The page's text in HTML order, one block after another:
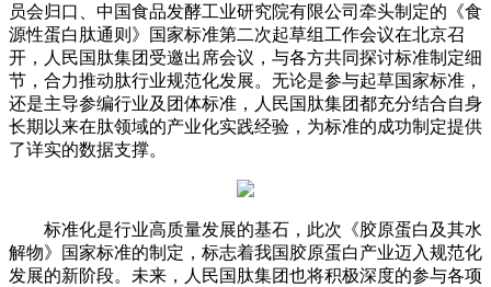
员会归口、中国食品发酵工业研究院有限公司牵头制定的《食
源性蛋白肽通则》国家标准第二次起草组工作会议在北京召
开，人民国肽集团受邀出席会议，与各方共同探讨标准制定细
节，合力推动肽行业规范化发展。无论是参与起草国家标准，
还是主导参编行业及团体标准，人民国肽集团都充分结合自身
长期以来在肽领域的产业化实践经验，为标准的成功制定提供
了详实的数据支撑。
标准化是行业高质量发展的基石，此次《胶原蛋白及其水
解物》国家标准的制定，标志着我国胶原蛋白产业迈入规范化
发展的新阶段。未来，人民国肽集团也将积极深度的参与各项